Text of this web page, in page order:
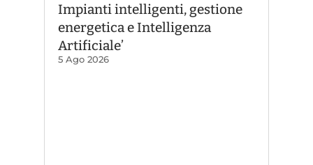
Impianti intelligenti, gestione
energetica e Intelligenza
Artificiale’
5 Ago 2026